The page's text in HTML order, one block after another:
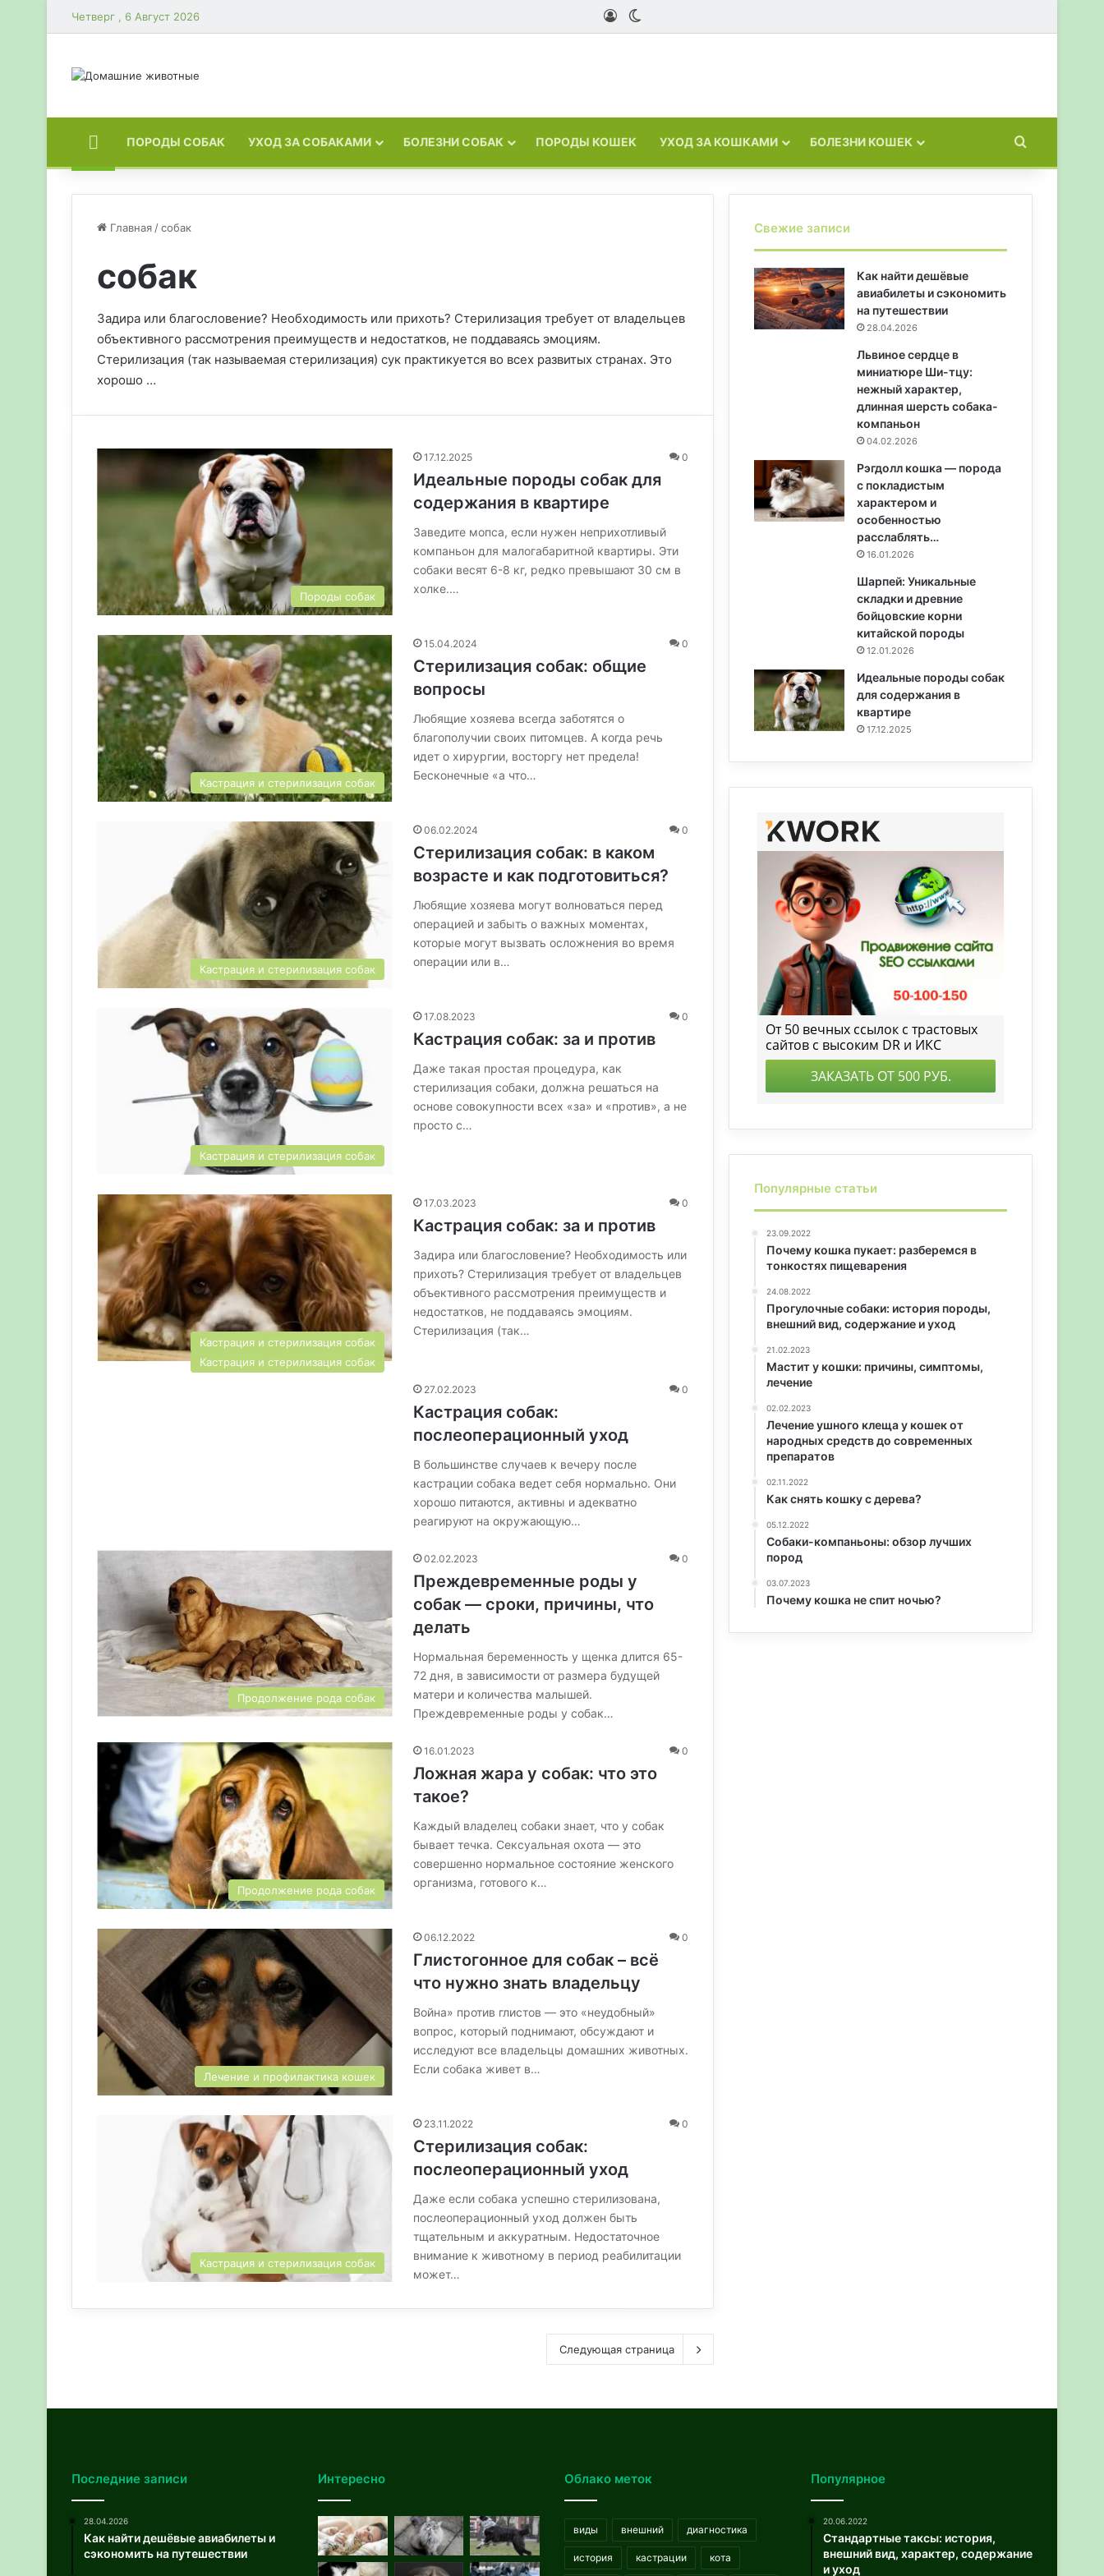
Четверг , 6 Август 2026 Войти
ГЛАВНАЯ
ПОРОДЫ СОБАК УХОД ЗА СОБАКАМИ БОЛЕЗНИ СОБАК ПОРОДЫ КОШЕК УХОД ЗА КОШКАМИ БОЛЕЗНИ КОШЕК
Главная /собак
собак
Задира или благословение? Необходимость или прихоть? Стерилизация требует от владельцев
объективного рассмотрения преимуществ и недостатков, не поддаваясь эмоциям.
Стерилизация (так называемая стерилизация) сук практикуется во всех развитых странах. Это
хорошо …
Породы собак
17.12.2025 0
Идеальные породы собак для
содержания в квартире
Заведите мопса, если нужен неприхотливый
компаньон для малогабаритной квартиры. Эти
собаки весят 6-8 кг, редко превышают 30 см в
холке.…
Кастрация и стерилизация собак
15.04.2024 0
Стерилизация собак: общие
вопросы
Любящие хозяева всегда заботятся о
благополучии своих питомцев. А когда речь
идет о хирургии, восторгу нет предела!
Бесконечные «а что…
Кастрация и стерилизация собак
06.02.2024 0
Стерилизация собак: в каком
возрасте и как подготовиться?
Любящие хозяева могут волноваться перед
операцией и забыть о важных моментах,
которые могут вызвать осложнения во время
операции или в…
Кастрация и стерилизация собак
17.08.2023 0
Кастрация собак: за и против
Даже такая простая процедура, как
стерилизация собаки, должна решаться на
основе совокупности всех «за» и «против», а не
просто с…
Кастрация и стерилизация собак
17.03.2023 0
Кастрация собак: за и против
Задира или благословение? Необходимость или
прихоть? Стерилизация требует от владельцев
объективного рассмотрения преимуществ и
недостатков, не поддаваясь эмоциям.
Стерилизация (так…
Кастрация и стерилизация собак
27.02.2023 0
Кастрация собак:
послеоперационный уход
В большинстве случаев к вечеру после
кастрации собака ведет себя нормально. Они
хорошо питаются, активны и адекватно
реагируют на окружающую…
Продолжение рода собак
02.02.2023 0
Преждевременные роды у
собак — сроки, причины, что
делать
Нормальная беременность у щенка длится 65-
72 дня, в зависимости от размера будущей
матери и количества малышей.
Преждевременные роды у собак…
Продолжение рода собак
16.01.2023 0
Ложная жара у собак: что это
такое?
Каждый владелец собаки знает, что у собак
бывает течка. Сексуальная охота — это
совершенно нормальное состояние женского
организма, готового к…
Лечение и профилактика кошек
06.12.2022 0
Глистогонное для собак – всё
что нужно знать владельцу
Война» против глистов — это «неудобный»
вопрос, который поднимают, обсуждают и
исследуют все владельцы домашних животных.
Если собака живет в…
Кастрация и стерилизация собак
23.11.2022 0
Стерилизация собак:
послеоперационный уход
Даже если собака успешно стерилизована,
послеоперационный уход должен быть
тщательным и аккуратным. Недостаточное
внимание к животному в период реабилитации
может…
Следующая страница
Свежие записи
Как найти дешёвые
авиабилеты и сэкономить
на путешествии
28.04.2026
Львиное сердце в
миниатюре Ши-тцу:
нежный характер,
длинная шерсть собака-
компаньон
04.02.2026
Рэгдолл кошка — порода
с покладистым
характером и
особенностью
расслаблять…
16.01.2026
Шарпей: Уникальные
складки и древние
бойцовские корни
китайской породы
12.01.2026
Идеальные породы собак
для содержания в
квартире
17.12.2025
Популярные статьи
23.09.2022
Почему кошка пукает: разберемся в
тонкостях пищеварения
24.08.2022
Прогулочные собаки: история породы,
внешний вид, содержание и уход
21.02.2023
Мастит у кошки: причины, симптомы,
лечение
02.02.2023
Лечение ушного клеща у кошек от
народных средств до современных
препаратов
02.11.2022
Как снять кошку с дерева?
05.12.2022
Собаки-компаньоны: обзор лучших
пород
03.07.2023
Почему кошка не спит ночью?
Последние записи
28.04.2026
Как найти дешёвые авиабилеты и
сэкономить на путешествии
Интересно Облако меток
виды внешний диагностика
история кастрации кота
Популярное
20.06.2022
Стандартные таксы: история,
внешний вид, характер, содержание
и уход